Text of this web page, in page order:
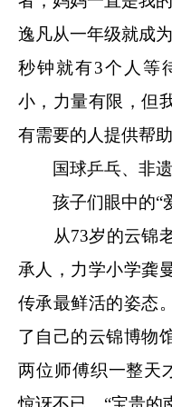
逸凡从一年级就成
秒钟就有3个人等
小，力量有限，但
有需要的人提供帮助
国球乒乓、非
孩子们眼中的“
从73岁的云锦
承人，力学小学龚
传承最鲜活的姿态
了自己的云锦博物
两位师傅织一整天